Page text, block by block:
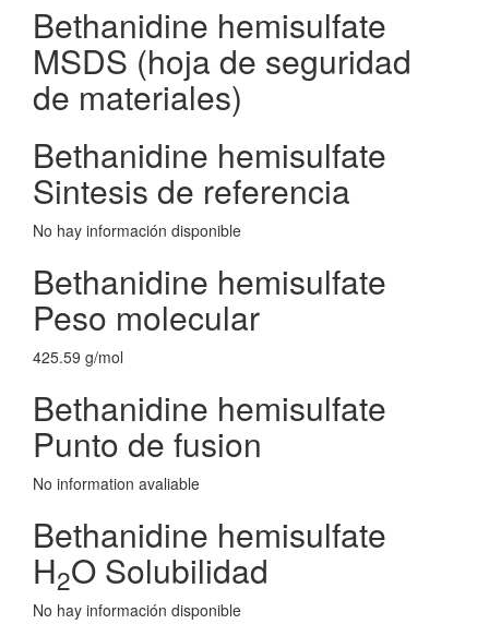
Bethanidine hemisulfate
MSDS (hoja de seguridad
de materiales)
Bethanidine hemisulfate
Sintesis de referencia
No hay información disponible
Bethanidine hemisulfate
Peso molecular
425.59 g/mol
Bethanidine hemisulfate
Punto de fusion
No information avaliable
Bethanidine hemisulfate
H2O Solubilidad
No hay información disponible